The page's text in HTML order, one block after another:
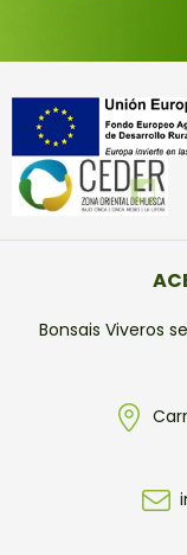
Bonsais Viveros